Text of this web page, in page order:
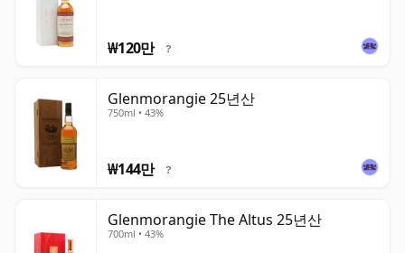
₩120만 ?
Glenmorangie 25년산
750ml • 43%
₩144만 ?
Glenmorangie The Altus 25년산
700ml • 43%